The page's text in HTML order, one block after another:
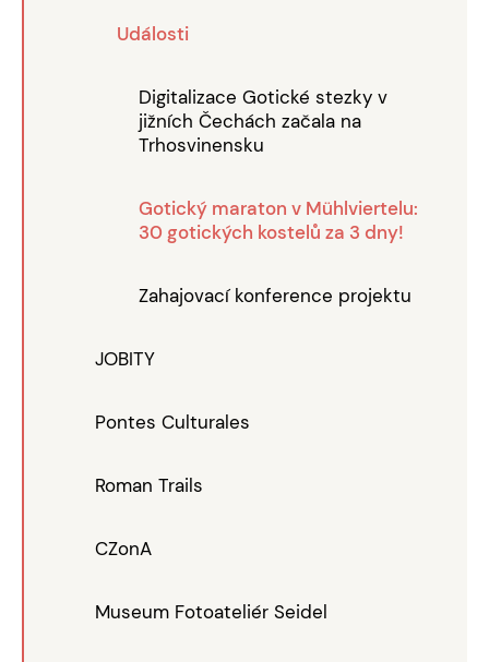
Události
Digitalizace Gotické stezky v
jižních Čechách začala na
Trhosvinensku
Gotický maraton v Mühlviertelu:
30 gotických kostelů za 3 dny!
Zahajovací konference projektu
JOBITY
Pontes Culturales
Roman Trails
CZonA
Museum Fotoateliér Seidel